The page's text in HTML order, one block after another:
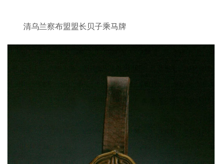
清乌兰察布盟盟长贝子乘马牌